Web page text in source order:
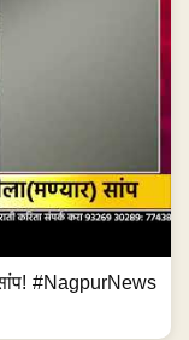
#NagpurNews